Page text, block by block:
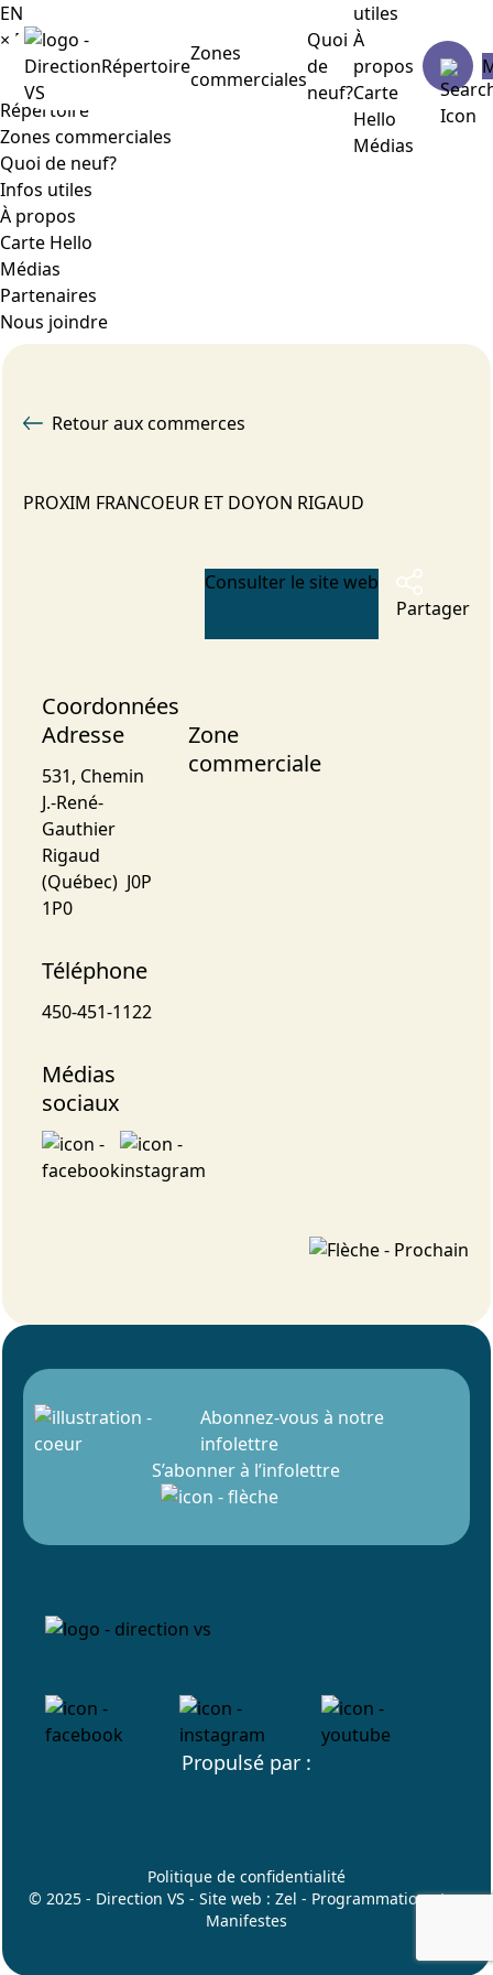
Répertoire
Zones
commerciales
Quoi
de
neuf?
utiles
À
propos
Carte
Hello
Médias
EN
× Menu
Répertoire
Zones commerciales
Quoi de neuf?
Infos utiles
À propos
Carte Hello
Médias
Partenaires
Nous joindre
Retour aux commerces
PROXIM FRANCOEUR ET DOYON RIGAUD
Consulter le site web
Partager
Coordonnées
Adresse
531, Chemin
J.-René-
Gauthier
Rigaud
(Québec) J0P
1P0
Téléphone
450-451-1122
Médias
sociaux
Zone
commerciale
Abonnez-vous à notre
infolettre
S’abonner à l’infolettre
Propulsé par :
Politique de confidentialité
© 2025 - Direction VS - Site web : Zel - Programmation :Les
Manifestes